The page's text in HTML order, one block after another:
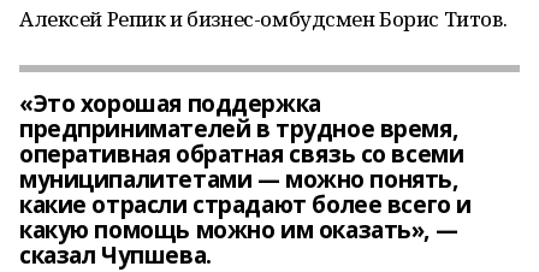
Алексей Репик и бизнес-омбудсмен Борис Титов.
«Это хорошая поддержка
предпринимателей в трудное время,
оперативная обратная связь со всеми
муниципалитетами — можно понять,
какие отрасли страдают более всего и
какую помощь можно им оказать», —
сказал Чупшева.